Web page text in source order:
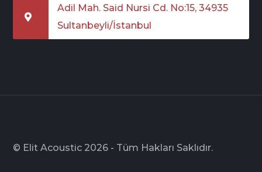
Adil Mah. Said Nursi Cd. No:15, 34935
Sultanbeyli/İstanbul
© Elit Acoustic 2026 - Tüm Hakları Saklıdır.